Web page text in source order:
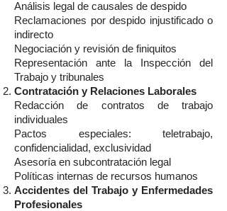
Análisis legal de causales de despido
Reclamaciones por despido injustificado o
indirecto
Negociación y revisión de finiquitos
Representación ante la Inspección del
Trabajo y tribunales
Contratación y Relaciones Laborales
Redacción de contratos de trabajo
individuales
Pactos especiales: teletrabajo,
confidencialidad, exclusividad
Asesoría en subcontratación legal
Políticas internas de recursos humanos
Accidentes del Trabajo y Enfermedades
Profesionales